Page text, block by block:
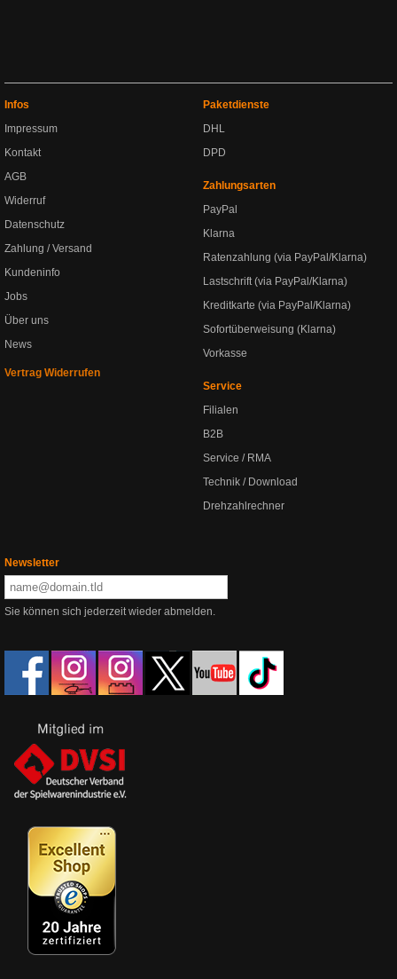
Infos
Impressum
Kontakt
AGB
Widerruf
Datenschutz
Zahlung / Versand
Kundeninfo
Jobs
Über uns
News
Vertrag Widerrufen
Paketdienste
DHL
DPD
Zahlungsarten
PayPal
Klarna
Ratenzahlung (via PayPal/Klarna)
Lastschrift (via PayPal/Klarna)
Kreditkarte (via PayPal/Klarna)
Sofortüberweisung (Klarna)
Vorkasse
Service
Filialen
B2B
Service / RMA
Technik / Download
Drehzahlrechner
Newsletter
Sie können sich jederzeit wieder abmelden.